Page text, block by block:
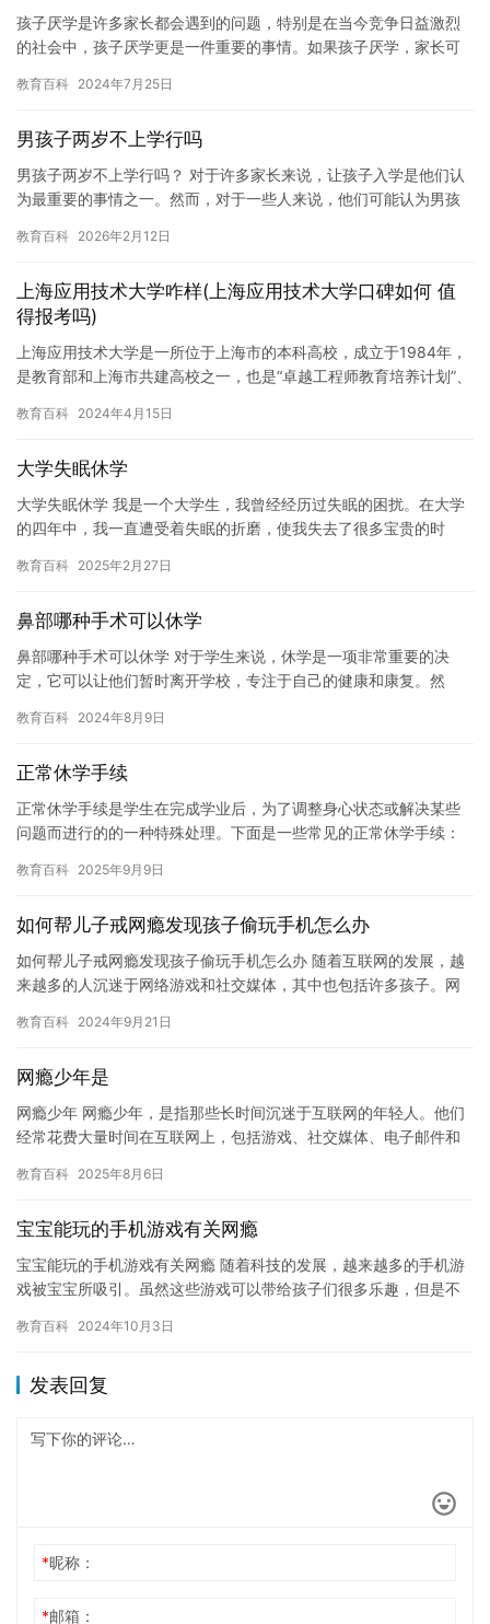
孩子厌学是许多家长都会遇到的问题，特别是在当今竞争日益激烈
的社会中，孩子厌学更是一件重要的事情。如果孩子厌学，家长可
是一个…
教育百科 2024年7月25日
男孩子两岁不上学行吗
男孩子两岁不上学行吗？ 对于许多家长来说，让孩子入学是他们认
为最重要的事情之一。然而，对于一些人来说，他们可能认为男孩
并不…
教育百科 2026年2月12日
上海应用技术大学咋样(上海应用技术大学口碑如何 值
得报考吗)
上海应用技术大学是一所位于上海市的本科高校，成立于1984年，
是教育部和上海市共建高校之一，也是“卓越工程师教育培养计划”、
教育百科 2024年4月15日
大学失眠休学
大学失眠休学 我是一个大学生，我曾经经历过失眠的困扰。在大学
的四年中，我一直遭受着失眠的折磨，使我失去了很多宝贵的时
寻找更…
教育百科 2025年2月27日
鼻部哪种手术可以休学
鼻部哪种手术可以休学 对于学生来说，休学是一项非常重要的决
定，它可以让他们暂时离开学校，专注于自己的健康和康复。然
的问题。…
教育百科 2024年8月9日
正常休学手续
正常休学手续是学生在完成学业后，为了调整身心状态或解决某些
问题而进行的的一种特殊处理。下面是一些常见的正常休学手续：
教育百科 2025年9月9日
如何帮儿子戒网瘾发现孩子偷玩手机怎么办
如何帮儿子戒网瘾发现孩子偷玩手机怎么办 随着互联网的发展，越
来越多的人沉迷于网络游戏和社交媒体，其中也包括许多孩子。网
大的…
教育百科 2024年9月21日
网瘾少年是
网瘾少年 网瘾少年，是指那些长时间沉迷于互联网的年轻人。他们
经常花费大量时间在互联网上，包括游戏、社交媒体、电子邮件和
们也…
教育百科 2025年8月6日
宝宝能玩的手机游戏有关网瘾
宝宝能玩的手机游戏有关网瘾 随着科技的发展，越来越多的手机游
戏被宝宝所吸引。虽然这些游戏可以带给孩子们很多乐趣，但是不
问题…
教育百科 2024年10月3日
发表回复
*昵称：
*邮箱：